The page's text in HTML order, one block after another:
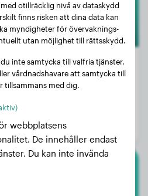
otillräcklig nivå av dataskydd
finns risken att dina data kan
myndigheter för övervaknings-
utan möjlighet till rättsskydd.
du inte samtycka till valfria tjänster.
vårdnadshavare att samtycka till
tillsammans med dig.
webbplatsens
De innehåller endast
Du kan inte invända